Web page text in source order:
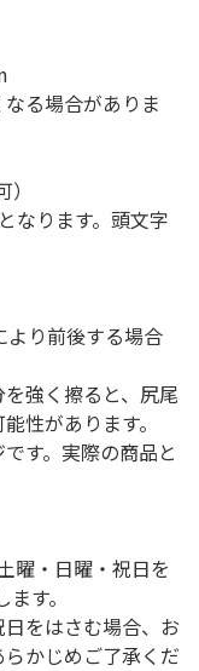
る場合がありま
なります。頭文字
より前後する場合
強く擦ると、尻尾
性があります。
す。実際の商品と
曜・日曜・祝日を
す。
をはさむ場合、お
かじめご了承くだ